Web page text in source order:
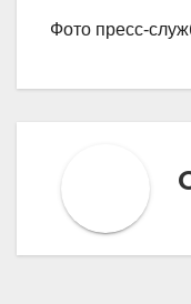
Фото пресс-